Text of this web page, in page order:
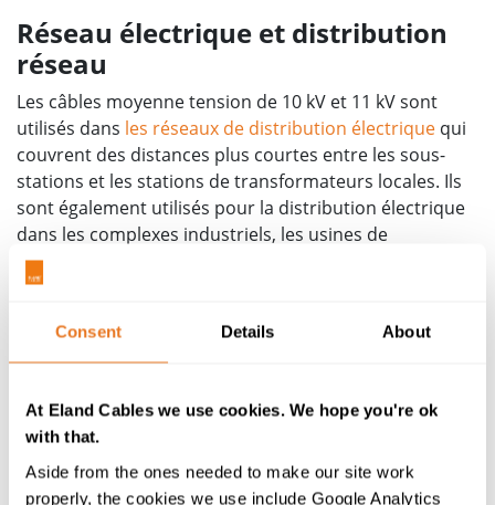
Consent Details About
At Eland Cables we use cookies. We hope you're ok
with that.
Aside from the ones needed to make our site work
properly, the cookies we use include Google Analytics
Réseau électrique et distribution
réseau
Les câbles moyenne tension de 10 kV et 11 kV sont
utilisés dans les réseaux de distribution électrique qui
couvrent des distances plus courtes entre les sous-
stations et les stations de transformateurs locales. Ils
sont également utilisés pour la distribution électrique
dans les complexes industriels, les usines de
fabrication et les grands bâtiments commerciaux. La
tension de distribution de 10 kV est une tension
continentale. Alimentant plus de 400 millions de clients
dans 24 pays, il s’agit du plus grand réseau MT de ce
Câble d’exemple –
résistante à l’abrasion et aux déchirures. Couches de
blocage d’eau permettant de prévenir la pénétration